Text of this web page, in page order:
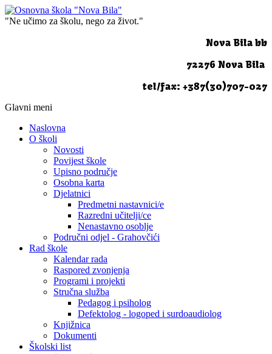
"Ne učimo za školu, nego za život."
Nova Bila bb
72276 Nova Bila
tel/fax: +387(30)707-027
Glavni meni
Naslovna
O školi
Novosti
Povijest škole
Upisno područje
Osobna karta
Djelatnici
Predmetni nastavnici/e
Razredni učitelji/ce
Nenastavno osoblje
Područni odjel - Grahovčići
Rad škole
Kalendar rada
Raspored zvonjenja
Programi i projekti
Stručna služba
Pedagog i psiholog
Defektolog - logoped i surdoaudiolog
Knjižnica
Dokumenti
Školski list